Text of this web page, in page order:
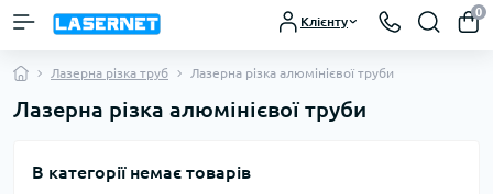
Клієнту
0
Лазерна різка труб Лазерна різка алюмінієвої труби
Лазерна різка алюмінієвої труби
В категорії немає товарів